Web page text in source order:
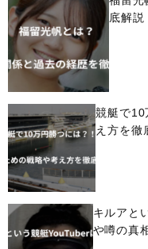
底解説
競艇で10
え方を徹
キルアと
や噂の真